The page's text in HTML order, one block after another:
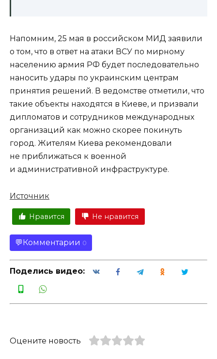
Напомним, 25 мая в российском МИД заявили
о том, что в ответ на атаки ВСУ по мирному
населению армия РФ будет последовательно
наносить удары по украинским центрам
принятия решений. В ведомстве отметили, что
такие объекты находятся в Киеве, и призвали
дипломатов и сотрудников международных
организаций как можно скорее покинуть
город. Жителям Киева рекомендовали
не приближаться к военной
и административной инфраструктуре.
Источник
Нравится Не нравится
Комментарии 0
Поделись видео:
Оцените новость